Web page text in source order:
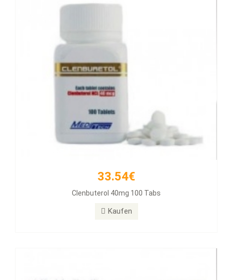
33.54€
Clenbuterol 40mg 100 Tabs
Kaufen
257.11€
Diamondtropin